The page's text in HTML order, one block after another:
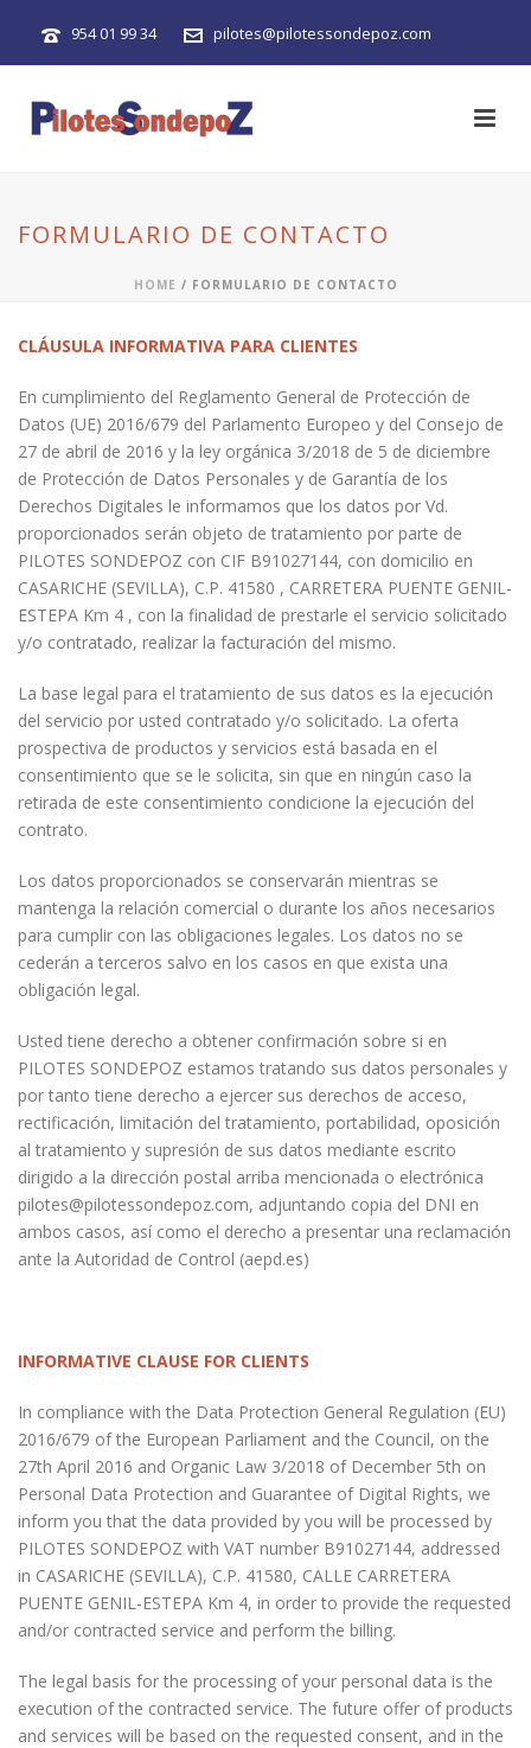
954 01 99 34 pilotes@pilotessondepoz.com
FORMULARIO DE CONTACTO
HOME / FORMULARIO DE CONTACTO
CLÁUSULA INFORMATIVA PARA CLIENTES
En cumplimiento del Reglamento General de Protección de
Datos (UE) 2016/679 del Parlamento Europeo y del Consejo de
27 de abril de 2016 y la ley orgánica 3/2018 de 5 de diciembre
de Protección de Datos Personales y de Garantía de los
Derechos Digitales le informamos que los datos por Vd.
proporcionados serán objeto de tratamiento por parte de
PILOTES SONDEPOZ con CIF B91027144, con domicilio en
CASARICHE (SEVILLA), C.P. 41580 , CARRETERA PUENTE GENIL-
ESTEPA Km 4 , con la finalidad de prestarle el servicio solicitado
y/o contratado, realizar la facturación del mismo.
La base legal para el tratamiento de sus datos es la ejecución
del servicio por usted contratado y/o solicitado. La oferta
prospectiva de productos y servicios está basada en el
consentimiento que se le solicita, sin que en ningún caso la
retirada de este consentimiento condicione la ejecución del
contrato.
Los datos proporcionados se conservarán mientras se
mantenga la relación comercial o durante los años necesarios
para cumplir con las obligaciones legales. Los datos no se
cederán a terceros salvo en los casos en que exista una
obligación legal.
Usted tiene derecho a obtener confirmación sobre si en
PILOTES SONDEPOZ estamos tratando sus datos personales y
por tanto tiene derecho a ejercer sus derechos de acceso,
rectificación, limitación del tratamiento, portabilidad, oposición
al tratamiento y supresión de sus datos mediante escrito
dirigido a la dirección postal arriba mencionada o electrónica
pilotes@pilotessondepoz.com, adjuntando copia del DNI en
ambos casos, así como el derecho a presentar una reclamación
ante la Autoridad de Control (aepd.es)
INFORMATIVE CLAUSE FOR CLIENTS
In compliance with the Data Protection General Regulation (EU)
2016/679 of the European Parliament and the Council, on the
27th April 2016 and Organic Law 3/2018 of December 5th on
Personal Data Protection and Guarantee of Digital Rights, we
inform you that the data provided by you will be processed by
PILOTES SONDEPOZ with VAT number B91027144, addressed
in CASARICHE (SEVILLA), C.P. 41580, CALLE CARRETERA
PUENTE GENIL-ESTEPA Km 4, in order to provide the requested
and/or contracted service and perform the billing.
The legal basis for the processing of your personal data is the
execution of the contracted service. The future offer of products
and services will be based on the requested consent, and in the